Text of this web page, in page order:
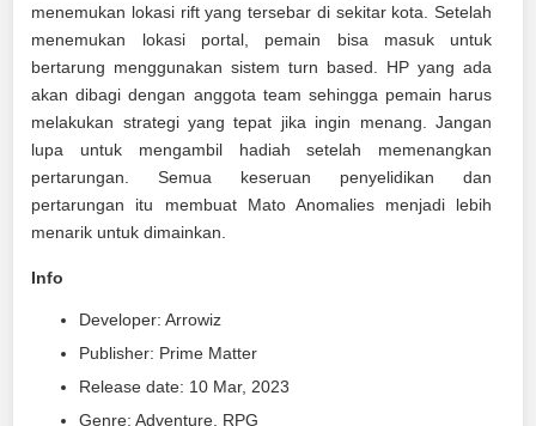
menemukan lokasi rift yang tersebar di sekitar kota. Setelah
menemukan lokasi portal, pemain bisa masuk untuk
bertarung menggunakan sistem turn based. HP yang ada
akan dibagi dengan anggota team sehingga pemain harus
melakukan strategi yang tepat jika ingin menang. Jangan
lupa untuk mengambil hadiah setelah memenangkan
pertarungan. Semua keseruan penyelidikan dan
pertarungan itu membuat Mato Anomalies menjadi lebih
menarik untuk dimainkan.
Info
Developer: Arrowiz
Publisher: Prime Matter
Release date: 10 Mar, 2023
Genre: Adventure, RPG